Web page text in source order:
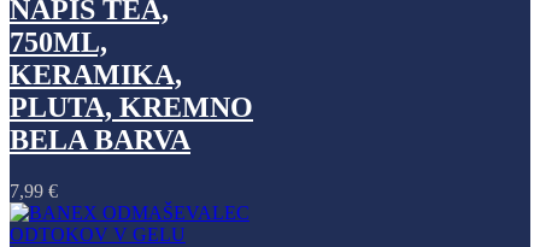
NAPIS TEA,
750ML,
KERAMIKA,
PLUTA, KREMNO
BELA BARVA
7,99 €